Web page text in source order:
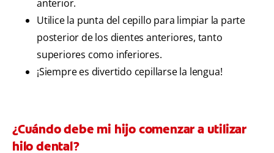
anterior.
Utilice la punta del cepillo para limpiar la parte
posterior de los dientes anteriores, tanto
superiores como inferiores.
¡Siempre es divertido cepillarse la lengua!
¿Cuándo debe mi hijo comenzar a utilizar
hilo dental?